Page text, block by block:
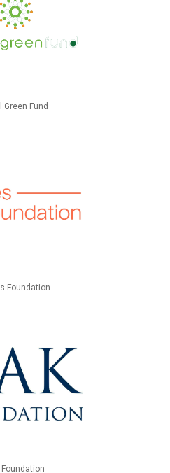
Green Fund
Foundation
Foundation